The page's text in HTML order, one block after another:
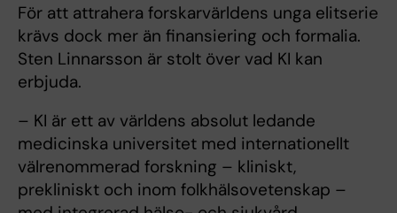
För att attrahera forskarvärldens unga elitserie
krävs dock mer än finansiering och formalia.
Sten Linnarsson är stolt över vad KI kan
erbjuda.
– KI är ett av världens absolut ledande
medicinska universitet med internationellt
välrenommerad forskning – kliniskt,
prekliniskt och inom folkhälsovetenskap –